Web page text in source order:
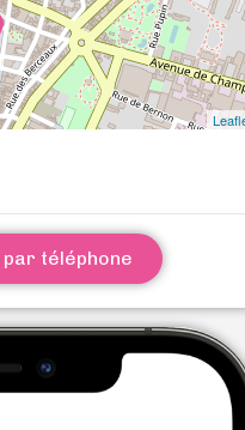
téléphone